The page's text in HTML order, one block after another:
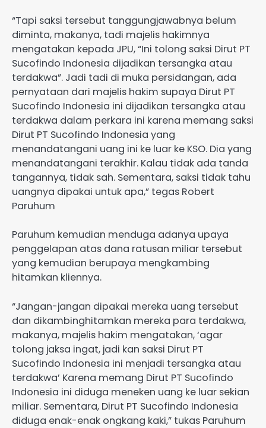
“Tapi saksi tersebut tanggungjawabnya belum
diminta, makanya, tadi majelis hakimnya
mengatakan kepada JPU, “Ini tolong saksi Dirut PT
Sucofindo Indonesia dijadikan tersangka atau
terdakwa”. Jadi tadi di muka persidangan, ada
pernyataan dari majelis hakim supaya Dirut PT
Sucofindo Indonesia ini dijadikan tersangka atau
terdakwa dalam perkara ini karena memang saksi
Dirut PT Sucofindo Indonesia yang
menandatangani uang ini ke luar ke KSO. Dia yang
menandatangani terakhir. Kalau tidak ada tanda
tangannya, tidak sah. Sementara, saksi tidak tahu
uangnya dipakai untuk apa,” tegas Robert
Paruhum
Paruhum kemudian menduga adanya upaya
penggelapan atas dana ratusan miliar tersebut
yang kemudian berupaya mengkambing
hitamkan kliennya.
“Jangan-jangan dipakai mereka uang tersebut
dan dikambinghitamkan mereka para terdakwa,
makanya, majelis hakim mengatakan, ‘agar
tolong jaksa ingat, jadi kan saksi Dirut PT
Sucofindo Indonesia ini menjadi tersangka atau
terdakwa’ Karena memang Dirut PT Sucofindo
Indonesia ini diduga meneken uang ke luar sekian
miliar. Sementara, Dirut PT Sucofindo Indonesia
diduga enak-enak ongkang kaki,” tukas Paruhum